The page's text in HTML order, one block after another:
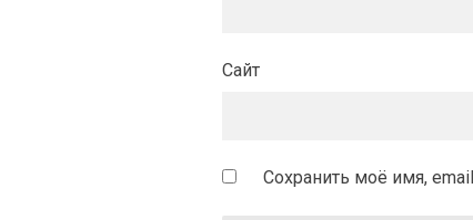
Сайт
Сохранить моё имя,